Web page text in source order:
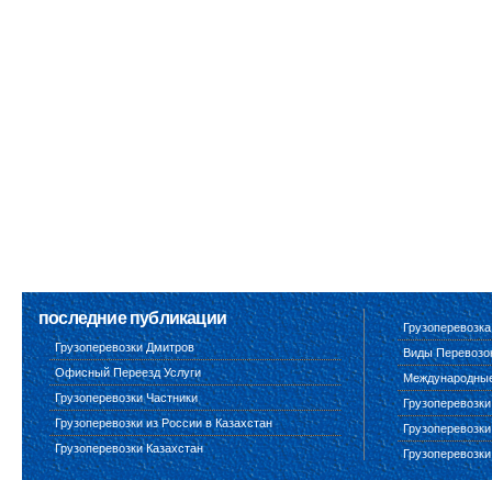
последние публикации
Грузоперевозки Дмитров
Офисный Переезд Услуги
Грузоперевозки Частники
Грузоперевозки из России в Казахстан
Грузоперевозки Казахстан
Виды